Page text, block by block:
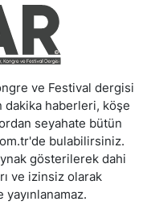
ve Festival dergisi
dakika haberleri, köşe
seyahate bütün
bulabilirsiniz.
gösterilerek dahi
ve izinsiz olarak
yayınlanamaz.